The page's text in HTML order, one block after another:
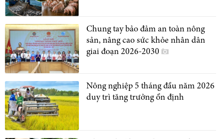
Chung tay bảo đảm an toàn nông
sản, nâng cao sức khỏe nhân dân
giai đoạn 2026-2030
Nông nghiệp 5 tháng đầu năm 2026
duy trì tăng trưởng ổn định